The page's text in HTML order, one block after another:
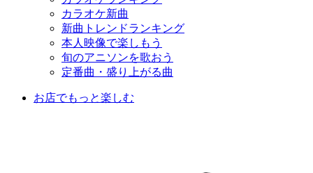
カラオケ新曲
新曲トレンドランキング
本人映像で楽しもう
旬のアニソンを歌おう
定番曲・盛り上がる曲
お店でもっと楽しむ